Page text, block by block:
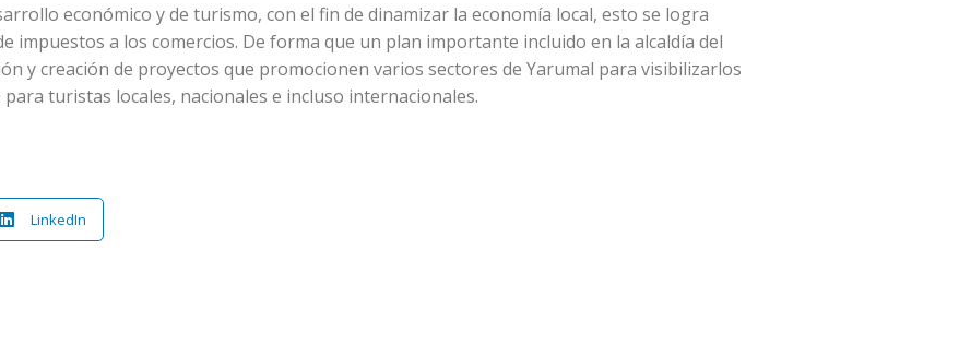
económico y de turismo, con el fin de dinamizar la economía local, esto se logra
impuestos a los comercios. De forma que un plan importante incluido en la alcaldía del
y creación de proyectos que promocionen varios sectores de Yarumal para visibilizarlos
turistas locales, nacionales e incluso internacionales.
LinkedIn